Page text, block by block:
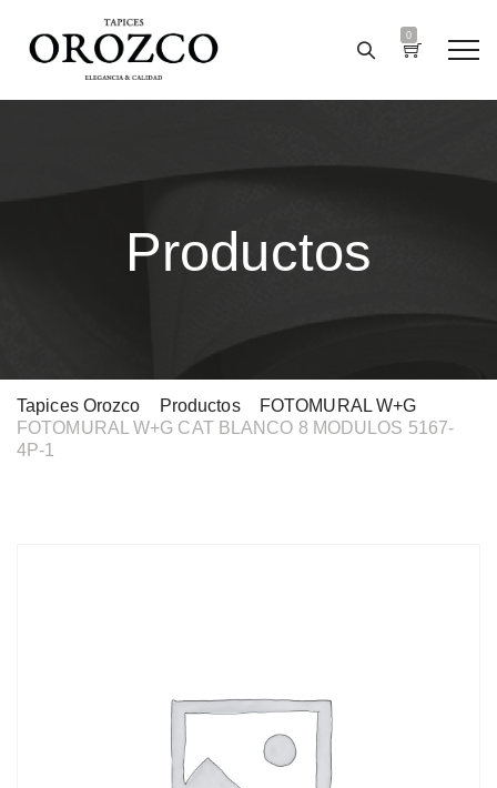
0
Productos
Tapices Orozco Productos> FOTOMURAL W+G
FOTOMURAL W+G CAT BLANCO 8 MODULOS 5167-
4P-1